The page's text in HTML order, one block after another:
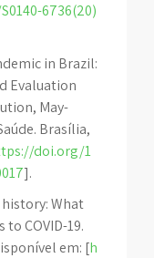
6736(20)
in Brazil:
Evaluation
May-
Brasília,
doi.org/1
].
What
COVID-19.
em: [h